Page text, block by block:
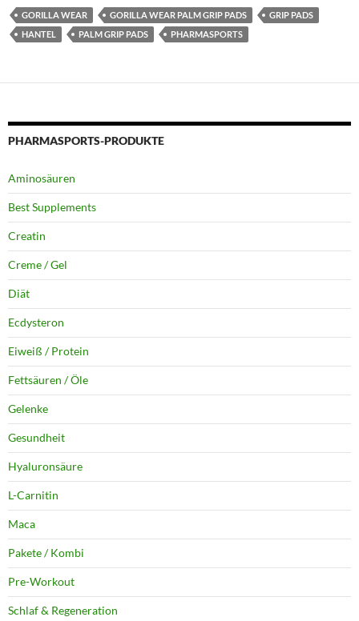
GORILLA WEAR GORILLA WEAR PALM GRIP PADS
GRIP PADS
HANTEL
PALM GRIP PADS PHARMASPORTS
PHARMASPORTS-PRODUKTE
Aminosäuren
Best Supplements
Creatin
Creme / Gel
Diät
Ecdysteron
Eiweiß / Protein
Fettsäuren / Öle
Gelenke
Gesundheit
Hyaluronsäure
L-Carnitin
Maca
Pakete / Kombi
Pre-Workout
Schlaf & Regeneration